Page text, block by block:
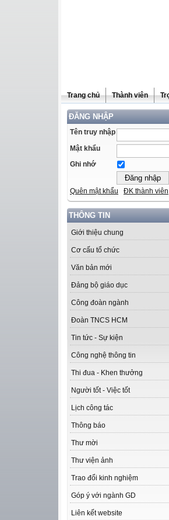
Trang chủ Thành viên
ĐĂNG NHẬP
Tên truy nhập
Mật khẩu
Ghi nhớ
Quên mật khẩu ĐK thành viên
THÔNG TIN
Giới thiệu chung
Cơ cấu tổ chức
Văn bản mới
Đảng bộ giáo dục
Công đoàn ngành
Đoàn TNCS HCM
Tin tức - Sự kiện
Công nghệ thông tin
Thi đua - Khen thưởng
Người tốt - Việc tốt
Lịch công tác
Thông báo
Thư mời
Thư viện ảnh
Trao đổi kinh nghiệm
Góp ý với ngành GD
Liên kết website